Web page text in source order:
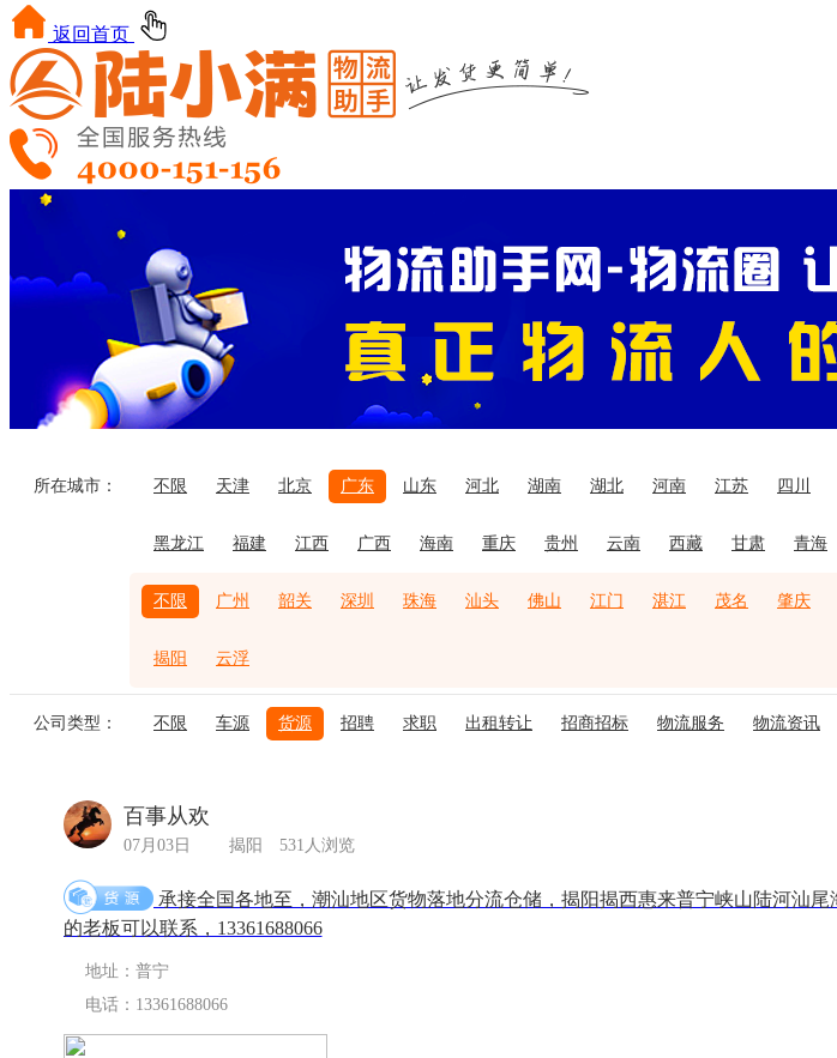
返回首页
所在城市： 不限 天津 北京 广东 山东 河北 湖南 湖北 河南 江苏 四川
黑龙江 福建 江西 广西 海南 重庆 贵州 云南 西藏 甘肃 青海
不限 广州 韶关 深圳 珠海 汕头 佛山 江门 湛江 茂名 肇庆
揭阳 云浮
公司类型： 不限 车源 货源 招聘 求职 出租转让 招商招标 物流服务 物流资讯
百事从欢
07月03日 揭阳 531人浏览
承接全国各地至，潮汕地区货物落地分流仓储，揭阳揭西惠来普宁峡山陆河汕尾
的老板可以联系，13361688066
地址：普宁
电话：13361688066